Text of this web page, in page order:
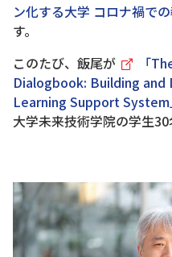
ン化する大学 コロナ禍で
す。
このたび、飯尾が
「
Dialogbook: Building and
Learning Support System
大学未来技術学院の学生